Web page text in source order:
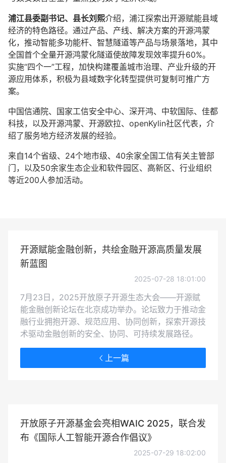
浦江县委副书记、县长刘熙介绍，浦江探索出开源赋能县域
经济的特色路径。通过产品、产线、解决方案的开源鸿蒙
化，推动智能多功能杆、智慧隧道等产品与场景落地，其中
全国首个全量开源鸿蒙化隧道使故障发现效率提升60%。
实施“四个一”工程，加快构建覆盖城市治理、产业升级的开
源应用体系，积极为县域数字化转型提供可复制可推广方
案。
中国信通院、国家工信安全中心、深开鸿、中软国际、佳都
科技，以及开源鸿蒙、开源欧拉、openKylin社区代表，介
绍了服务地方经济发展的经验。
来自14个省级、24个地市级、40余家全国工信有关主管部
门，以及50余家生态企业和软件园区、高新区、行业组织
等近200人参加活动。
开源赋能金融创新，共绘金融开源高质量发展
新蓝图
2025-07-28 18:01:00
7月23日，2025开放原子开源生态大会——开源赋
能金融创新论坛在北京成功举办。论坛致力于推动金
融行业拥抱开源、规范应用、协同创新，探索开源技
术驱动金融创新的安全、协同、可持续发展路径。
上一篇
开放原子开源基金会亮相WAIC 2025，联合发
布《国际人工智能开源合作倡议》
2025-07-29 18:02:00